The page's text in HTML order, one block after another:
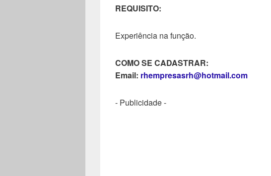
REQUISITO:
Experiência na função.
COMO SE CADASTRAR:
Email: rhempresasrh@hotmail.com
- Publicidade -